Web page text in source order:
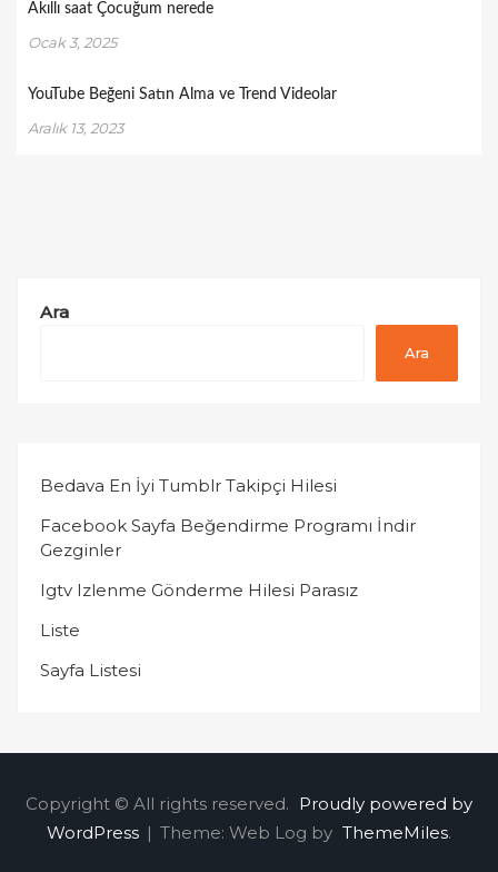
Akıllı saat Çocuğum nerede
Ocak 3, 2025
YouTube Beğeni Satın Alma ve Trend Videolar
Aralık 13, 2023
Ara
Ara
Bedava En İyi Tumblr Takipçi Hilesi
Facebook Sayfa Beğendirme Programı İndir
Gezginler
Igtv Izlenme Gönderme Hilesi Parasız
Liste
Sayfa Listesi
Copyright © All rights reserved. Proudly powered by
WordPress | Theme: Web Log by ThemeMiles.